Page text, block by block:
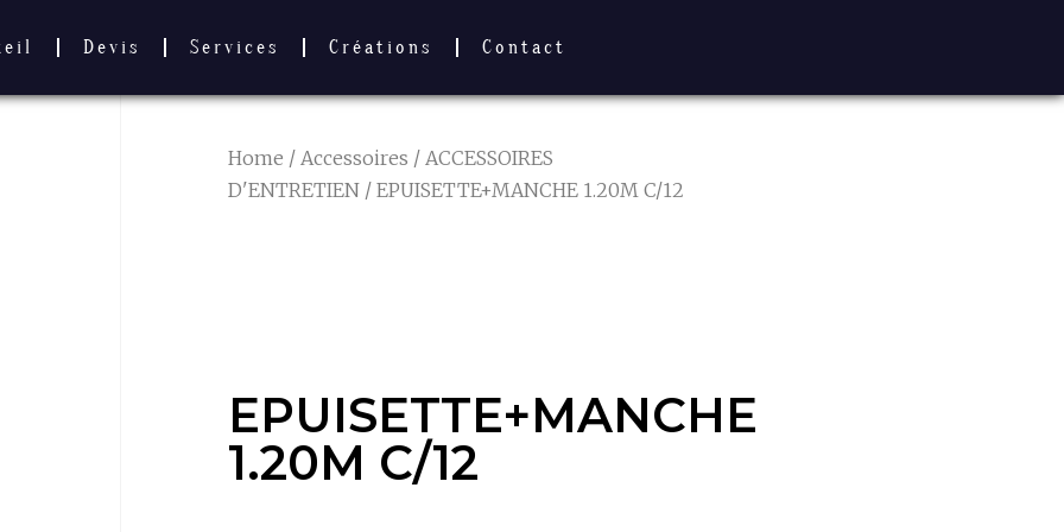
Devis Services Créations Contact
Home / Accessoires / ACCESSOIRES
D'ENTRETIEN / EPUISETTE+MANCHE 1.20M C/12
EPUISETTE+MANCHE
1.20M C/12